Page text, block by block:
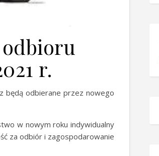
r.
będą odbierane przez nowego
w nowym roku indywidualny
za odbiór i zagospodarowanie